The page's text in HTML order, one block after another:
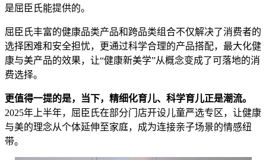
是屈臣氏能提供的。
屈臣氏丰富的健康品类产品和跨品类组合不仅解决了消费者的
选择困难和安全担忧，更通过科学合理的产品搭配，最大化健
康与美产品的效果，让“健康新美学”从概念变成了可落地的消
费选择。
更值得一提的是，当下，精细化育儿、科学育儿正是潮流。
2025年上半年，屈臣氏在部分门店开设儿童严选专区，让健康
与美的理念从个体延伸至家庭，成为连接亲子场景的情感纽
带。